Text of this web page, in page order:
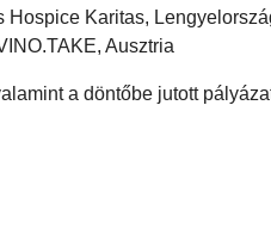
Hospice Karitas,
Ausztria
a döntőbe jutott